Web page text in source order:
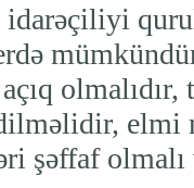
idarəçiliyi
olmalıdır,
elmi
şəffaf